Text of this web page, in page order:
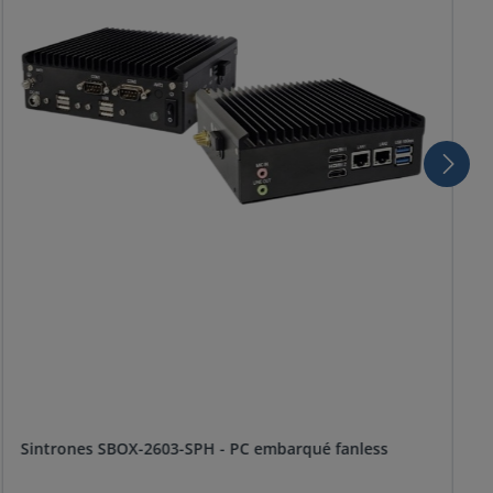
Sintrones SBOX-2603-SPH - PC embarqué fanless